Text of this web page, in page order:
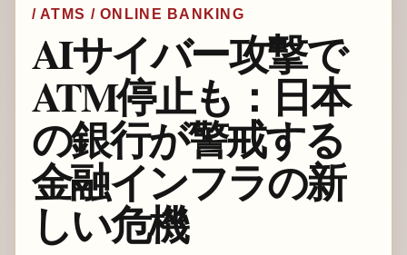
/ ATMS / ONLINE BANKING
AIサイバー攻撃で
ATM停止も：日本
の銀行が警戒する
金融インフラの新
しい危機